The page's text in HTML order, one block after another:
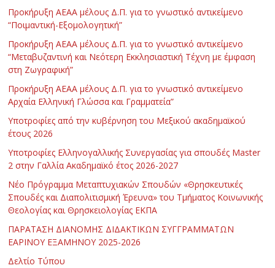
Προκήρυξη ΑΕΑΑ μέλους Δ.Π. για το γνωστικό αντικείμενο
“Ποιμαντική-Εξομολογητική”
Προκήρυξη ΑΕΑΑ μέλους Δ.Π. για το γνωστικό αντικείμενο
“Μεταβυζαντινή και Νεότερη Εκκλησιαστική Τέχνη με έμφαση
στη Ζωγραφική”
Προκήρυξη ΑΕΑΑ μέλους Δ.Π. για το γνωστικό αντικείμενο
Αρχαία Ελληνική Γλώσσα και Γραμματεία”
Υποτροφίες από την κυβέρνηση του Μεξικού ακαδημαϊκού
έτους 2026
Υποτροφίες Ελληνογαλλικής Συνεργασίας για σπουδές Master
2 στην Γαλλία Ακαδημαϊκό έτος 2026-2027
Νέο Πρόγραμμα Μεταπτυχιακών Σπουδών «Θρησκευτικές
Σπουδές και Διαπολιτισμική Έρευνα» του Τμήματος Κοινωνικής
Θεολογίας και Θρησκειολογίας ΕΚΠΑ
ΠΑΡΑΤΑΣΗ ΔΙΑΝΟΜΗΣ ΔΙΔΑΚΤΙΚΩΝ ΣΥΓΓΡΑΜΜΑΤΩΝ
ΕΑΡΙΝΟΥ ΕΞΑΜΗΝΟΥ 2025-2026
Δελτίο Τύπου